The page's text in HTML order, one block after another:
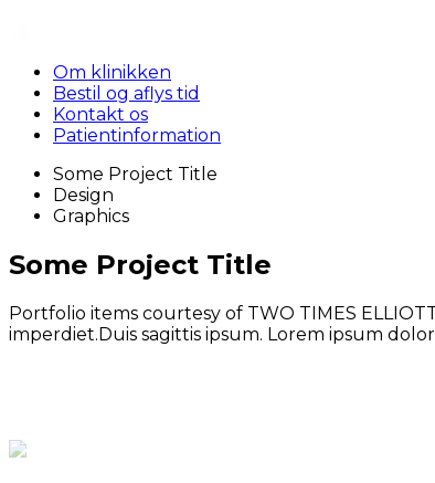
Om klinikken
Bestil og aflys tid
Kontakt os
Patientinformation
Some Project Title
Design
Graphics
Some Project Title
Portfolio items courtesy of TWO TIMES
imperdiet.Duis sagittis ipsum. Lorem ipsum